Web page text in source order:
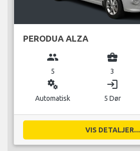
PERODUA ALZA
group
5
business_center
3
miscellaneous_services
Automatisk
login
5 Dør
VIS DETALJER...